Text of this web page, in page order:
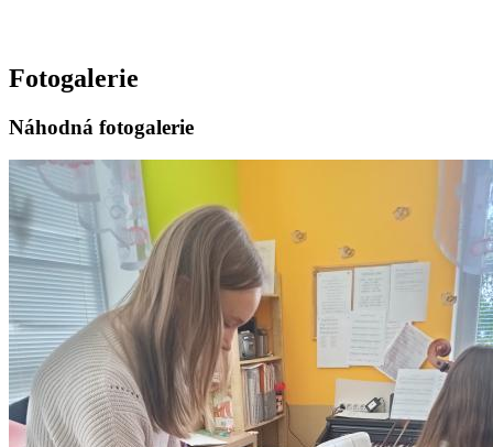
Fotogalerie
Náhodná fotogalerie